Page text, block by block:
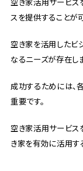
スを提供することが
空き家を活用したビ
なるニーズが存在し
成功するためには、
重要です。
空き家活用サービス
き家を有効に活用す